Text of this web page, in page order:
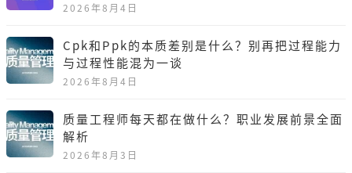
2026年8月4日
Cpk和Ppk的本质差别是什么？别再把过程能力
与过程性能混为一谈
2026年8月4日
质量工程师每天都在做什么？职业发展前景全面
解析
2026年8月3日